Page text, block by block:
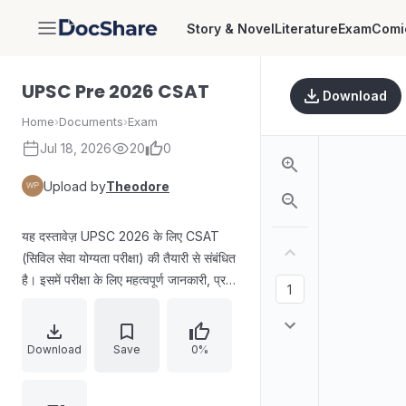
DocShare Story & NovelLiteratureExam
UPSC Pre 2026 CSAT
Home›Documents›Exam
Jul 18, 2026 20 0
Upload byTheodore
यह दस्तावेज़ UPSC 2026 के लिए CSAT
(सिविल सेवा योग्यता परीक्षा) की तैयारी से संबंधित
है। इसमें परीक्षा के लिए महत्वपूर्ण जानकारी, प्रश्न
CSAT का उद्देश्य उम्मीदवार की समझ, तर्क क्षमता
और विश्लेषणात्मक क्षमता का मूल्यांकन करना है।
Download Save 0%
Download